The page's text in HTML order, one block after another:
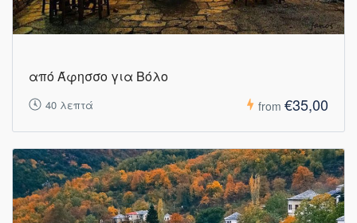
από Άφησσο για Βόλο
40 λεπτά from €35,00